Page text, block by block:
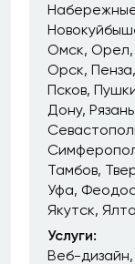
Омск Орел
Орск Пенза
Псков
Дону Рязань
Тамбов
Уфа
Якутск Ялта
Услуги:
Веб-дизайн